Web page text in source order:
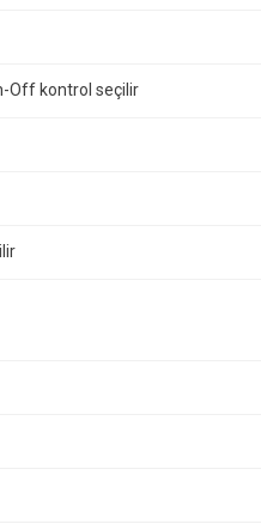
Off kontrol seçilir